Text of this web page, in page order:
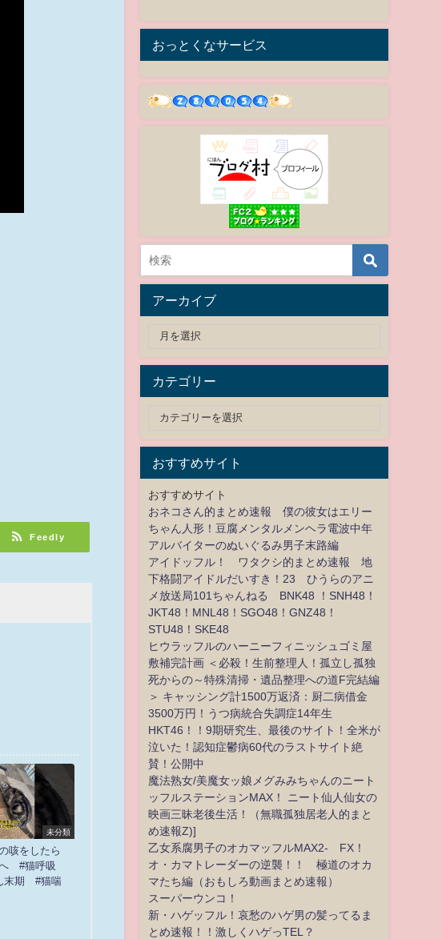
Feedly
未分類
咳をしたら
へ #猫呼吸
末期 #猫喘
おっとくなサービス
アーカイブ
カテゴリー
おすすめサイト
おすすめサイト
おネコさん的まとめ速報 僕の彼女はエリー
ちゃん人形！豆腐メンタルメンヘラ電波中年
アルバイターのぬいぐるみ男子末路編
アイドッフル！ ワタクシ的まとめ速報 地
下格闘アイドルだいすき！23 ひうらのアニ
メ放送局101ちゃんねる BNK48 ！SNH48！
JKT48！MNL48！SGO48！GNZ48！
STU48！SKE48
ヒウラッフルのハーニーフィニッシュゴミ屋
敷補完計画 ＜必殺！生前整理人！孤立し孤独
死からの～特殊清掃・遺品整理への道F完結編
＞ キャッシング計1500万返済：厨二病借金
3500万円！うつ病統合失調症14年生
HKT46！！9期研究生、最後のサイト！全米が
泣いた！認知症鬱病60代のラストサイト絶
賛！公開中
魔法熟女/美魔女ッ娘メグみみちゃんのニート
ッフルステーションMAX！ ニート仙人仙女の
映画三昧老後生活！（無職孤独居老人的まと
め速報Z)]
乙女系腐男子のオカマッフルMAX2- FX！
オ・カマトレーダーの逆襲！！ 極道のオカ
マたち編（おもしろ動画まとめ速報）
スーパーウンコ！
新・ハゲッフル！哀愁のハゲ男の髪ってるま
とめ速報！！激しくハゲっTEL？